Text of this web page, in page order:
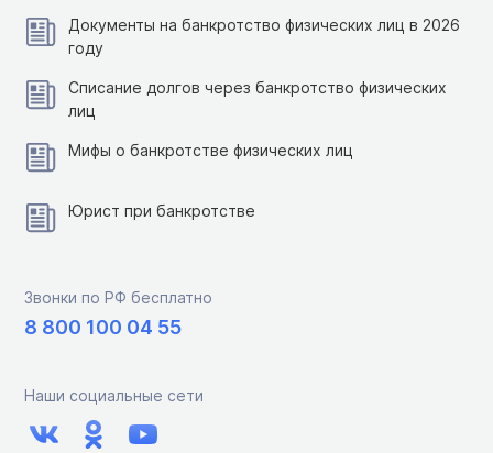
Документы на банкротство физических лиц в 2026
году
Списание долгов через банкротство физических
лиц
Мифы о банкротстве физических лиц
Юрист при банкротстве
Звонки по РФ бесплатно
8 800 100 04 55
Наши социальные сети